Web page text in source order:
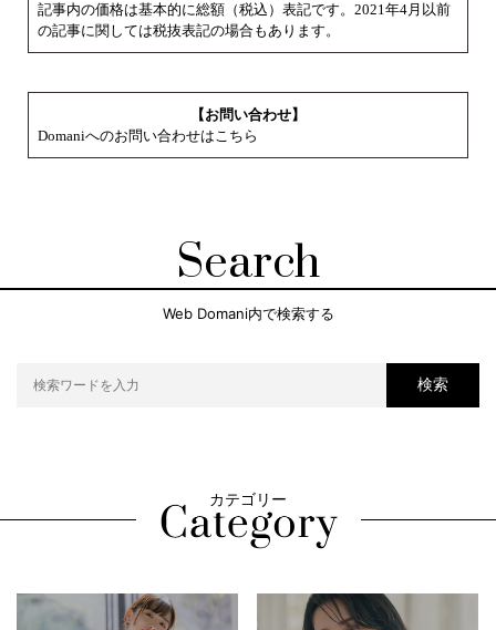
記事内の価格は基本的に総額（税込）表記です。2021年4月以前
の記事に関しては税抜表記の場合もあります。
【お問い合わせ】
Domaniへのお問い合わせはこちら
Search
Web Domani内で検索する
検索
カテゴリー